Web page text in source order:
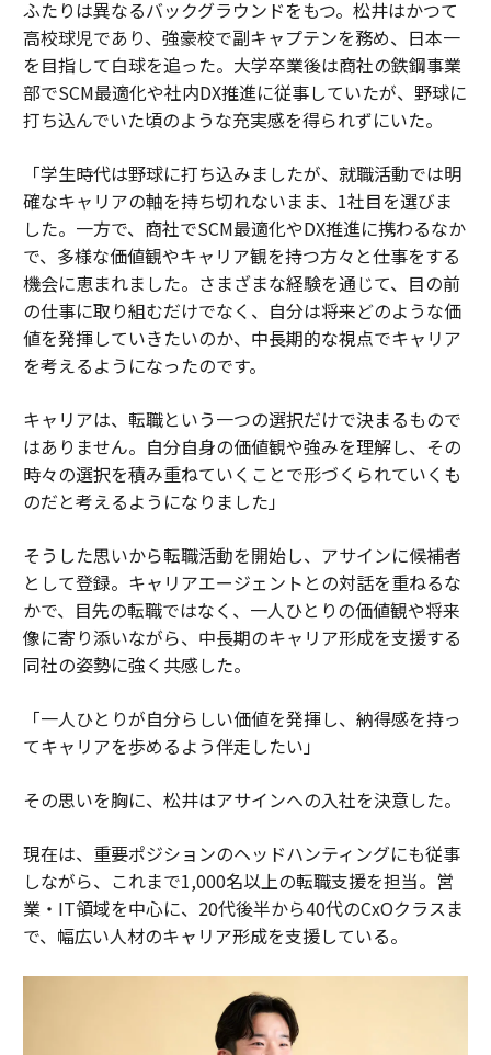
ふたりは異なるバックグラウンドをもつ。松井はかつて
高校球児であり、強豪校で副キャプテンを務め、日本一
を目指して白球を追った。大学卒業後は商社の鉄鋼事業
部でSCM最適化や社内DX推進に従事していたが、野球に
打ち込んでいた頃のような充実感を得られずにいた。
「学生時代は野球に打ち込みましたが、就職活動では明
確なキャリアの軸を持ち切れないまま、1社目を選びま
した。一方で、商社でSCM最適化やDX推進に携わるなか
で、多様な価値観やキャリア観を持つ方々と仕事をする
機会に恵まれました。さまざまな経験を通じて、目の前
の仕事に取り組むだけでなく、自分は将来どのような価
値を発揮していきたいのか、中長期的な視点でキャリア
を考えるようになったのです。
キャリアは、転職という一つの選択だけで決まるもので
はありません。自分自身の価値観や強みを理解し、その
時々の選択を積み重ねていくことで形づくられていくも
のだと考えるようになりました」
そうした思いから転職活動を開始し、アサインに候補者
として登録。キャリアエージェントとの対話を重ねるな
かで、目先の転職ではなく、一人ひとりの価値観や将来
像に寄り添いながら、中長期のキャリア形成を支援する
同社の姿勢に強く共感した。
「一人ひとりが自分らしい価値を発揮し、納得感を持っ
てキャリアを歩めるよう伴走したい」
その思いを胸に、松井はアサインへの入社を決意した。
現在は、重要ポジションのヘッドハンティングにも従事
しながら、これまで1,000名以上の転職支援を担当。営
業・IT領域を中心に、20代後半から40代のCxOクラスま
で、幅広い人材のキャリア形成を支援している。